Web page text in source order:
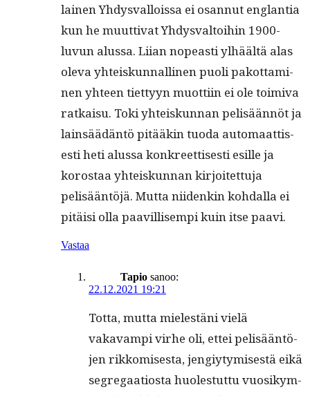
lainen Yhdys­val­lois­sa ei osan­nut englan­tia
kun he muut­ti­vat Yhdys­val­toi­hin 1900-
luvun alus­sa. Liian nopeasti ylhäältä alas
ole­va yhteiskun­nalli­nen puoli pakot­ta­mi­
nen yhteen tiet­tyyn muot­ti­in ei ole toimi­va
ratkaisu. Toki yhteiskun­nan pelisään­nöt ja
lain­säädän­tö pitääkin tuo­da automaat­tis­
es­ti heti alus­sa konkreet­tis­es­ti esille ja
korostaa yhteiskun­nan kir­joitet­tu­ja
pelisään­töjä. Mut­ta niidenkin kohdal­la ei
pitäisi olla paav­il­lisem­pi kuin itse paavi.
Vastaa
Tapio sanoo:
22.12.2021 19:21
Tot­ta, mut­ta mielestäni vielä
vakavampi virhe oli, ettei pelisään­tö­
jen rikkomis­es­ta, jengiy­tymis­es­tä eikä
seg­re­gaa­tios­ta huolestut­tu vuosikym­